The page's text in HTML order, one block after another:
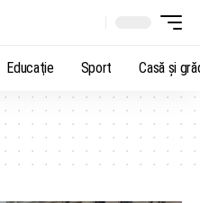
Educaţie Sport Casă şi